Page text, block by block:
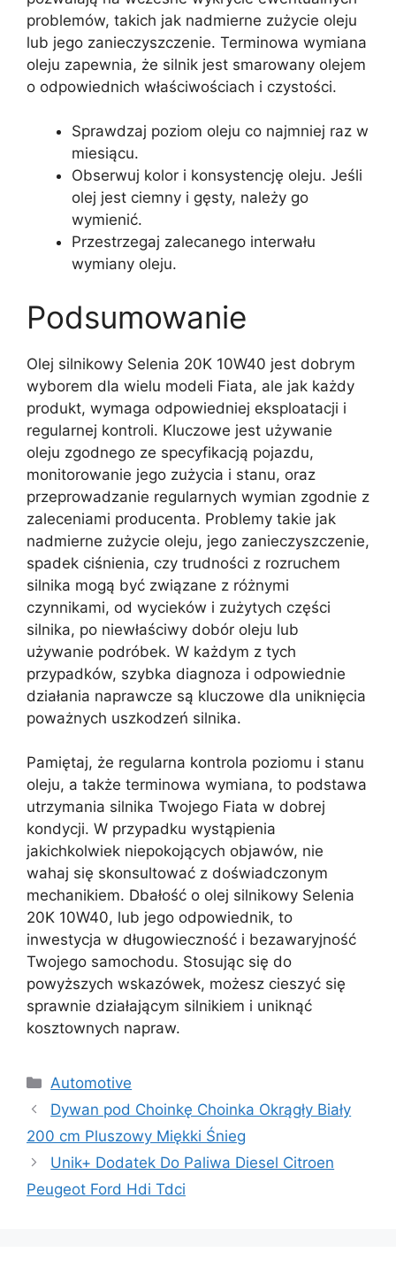
problemów, takich jak nadmierne zużycie oleju
lub jego zanieczyszczenie. Terminowa wymiana
oleju zapewnia, że silnik jest smarowany olejem
o odpowiednich właściwościach i czystości.
Sprawdzaj poziom oleju co najmniej raz w
miesiącu.
Obserwuj kolor i konsystencję oleju. Jeśli
olej jest ciemny i gęsty, należy go
wymienić.
Przestrzegaj zalecanego interwału
wymiany oleju.
Podsumowanie
Olej silnikowy Selenia 20K 10W40 jest dobrym
wyborem dla wielu modeli Fiata, ale jak każdy
produkt, wymaga odpowiedniej eksploatacji i
regularnej kontroli. Kluczowe jest używanie
oleju zgodnego ze specyfikacją pojazdu,
monitorowanie jego zużycia i stanu, oraz
przeprowadzanie regularnych wymian zgodnie z
zaleceniami producenta. Problemy takie jak
nadmierne zużycie oleju, jego zanieczyszczenie,
spadek ciśnienia, czy trudności z rozruchem
silnika mogą być związane z różnymi
czynnikami, od wycieków i zużytych części
silnika, po niewłaściwy dobór oleju lub
używanie podróbek. W każdym z tych
przypadków, szybka diagnoza i odpowiednie
działania naprawcze są kluczowe dla uniknięcia
poważnych uszkodzeń silnika.
Pamiętaj, że regularna kontrola poziomu i stanu
oleju, a także terminowa wymiana, to podstawa
utrzymania silnika Twojego Fiata w dobrej
kondycji. W przypadku wystąpienia
jakichkolwiek niepokojących objawów, nie
wahaj się skonsultować z doświadczonym
mechanikiem. Dbałość o olej silnikowy Selenia
20K 10W40, lub jego odpowiednik, to
inwestycja w długowieczność i bezawaryjność
Twojego samochodu. Stosując się do
powyższych wskazówek, możesz cieszyć się
sprawnie działającym silnikiem i uniknąć
kosztownych napraw.
Kategorie
Automotive
Dywan pod Choinkę Choinka Okrągły Biały
200 cm Pluszowy Miękki Śnieg
Unik+ Dodatek Do Paliwa Diesel Citroen
Peugeot Ford Hdi Tdci